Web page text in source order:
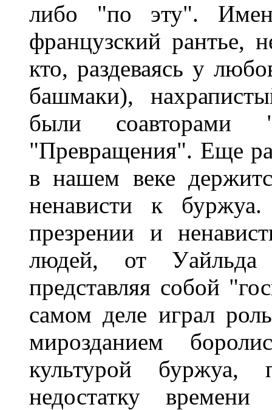
либо "по эту".
французский рантье,
кто, раздеваясь у
башмаки),
были соавторами
"Превращения". Еще
в нашем веке
ненависти к
презрении и
людей, от
представляя собой
самом деле играл
мирозданием
культурой
недостатку